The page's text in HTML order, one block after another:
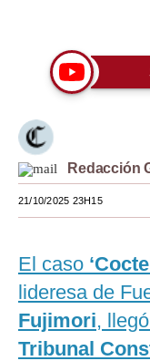
Lujo
Viajes
Moda
Estilos
Mundo
México
España
Internacional
Redacción
21/10/2025 23H15
El caso
lideresa de
Fujimori,
Tribunal